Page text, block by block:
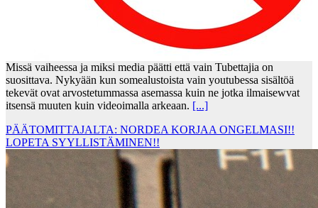
Missä vaiheessa ja miksi media päätti että vain Tubettajia on
suosittava. Nykyään kun somealustoista vain youtubessa sisältöä
tekevät ovat arvostetummassa asemassa kuin ne jotka ilmaisewvat
itsensä muuten kuin videoimalla arkeaan. [...]
PÄÄTOMITTAJALTA: NORDEA KORJAA ONGELMASI!!
LOPETA SYYLLISTÄMINEN!!